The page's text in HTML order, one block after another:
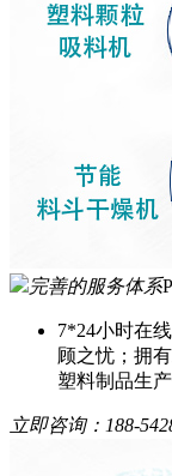
完善的服务体系
7*24小时在
顾之忧；拥
塑料制品生
立即咨询： 188-